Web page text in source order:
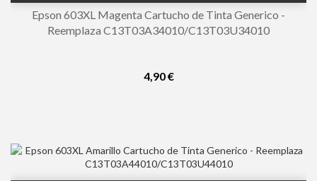
Epson 603XL Magenta Cartucho de Tinta Generico -
Reemplaza C13T03A34010/C13T03U34010
4,90 €